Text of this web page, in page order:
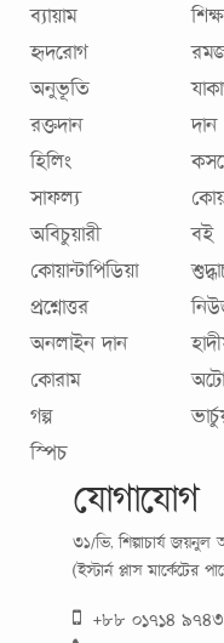
ব্যায়াম
হৃদরোগ
অনুভূতি
রক্তদান
হিলিং
সাফল্য
দান
অবিচুয়ারী
কোয়ান্টাপিডিয়া
প্রশ্নোত্তর
অনলাইন দান
কোরাম
গল্প
স্পিচ
বই
যোগাযোগ
৩১/ভি, শিল্পাচার্য
(ইস্টার্ন প্লাস মার্কেটের
+৮৮ ০১৭১৪